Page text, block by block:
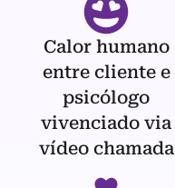
Calor humano
entre cliente e
psicólogo
vivenciado via
vídeo chamada